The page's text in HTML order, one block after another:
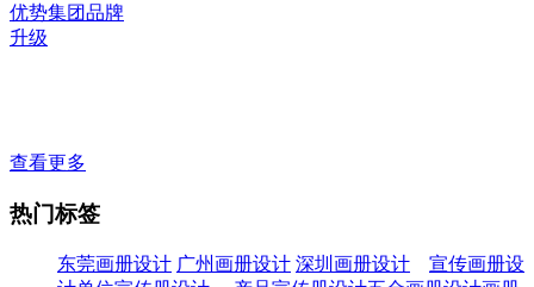
优势集团品牌
升级
查看更多
热门标签
东莞画册设计 广州画册设计 深圳画册设计
宣传画册设